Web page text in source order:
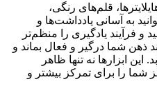
قلم‌های رنگی،
به آسانی یادداشت‌ها و
فرآیند یادگیری را منظم‌تر
ذهن شما درگیر و فعال بماند و
این ابزارها نه تنها ظاهر
شما را برای تمرکز بیشتر و